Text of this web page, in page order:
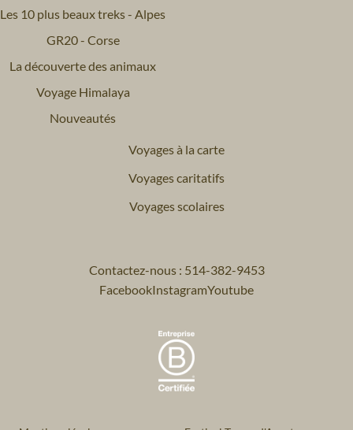
Les 10 plus beaux treks - Alpes
GR20 - Corse
La découverte des animaux
Voyage Himalaya
Nouveautés
Voyages à la carte
Voyages caritatifs
Voyages scolaires
Contactez-nous : 514-382-9453
FacebookInstagramYoutube